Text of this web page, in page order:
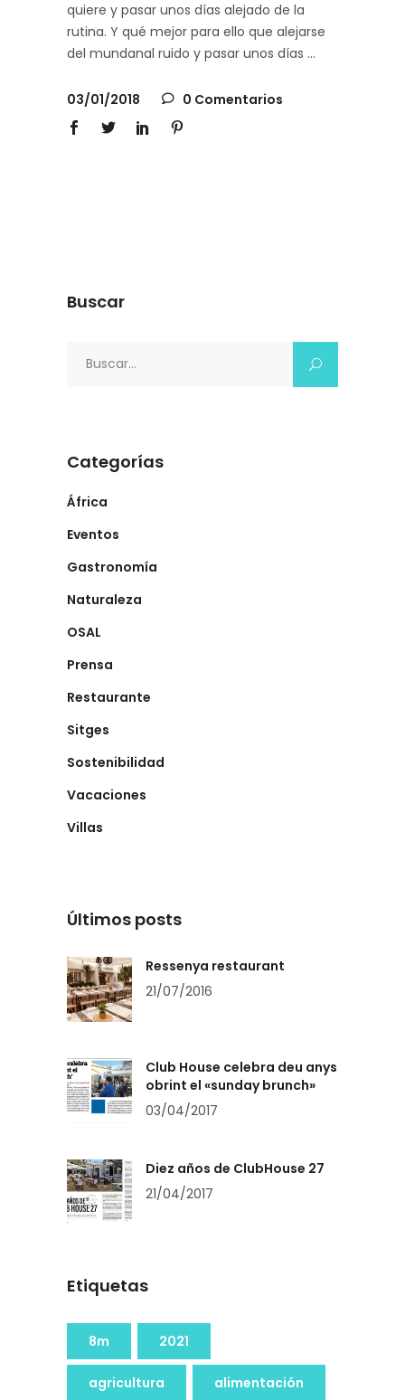
quiere y pasar unos días alejado de la
rutina. Y qué mejor para ello que alejarse
del mundanal ruido y pasar unos días
03/01/2018 0 Comentarios
Buscar
for:
Categorías
África
Eventos
Gastronomía
Naturaleza
OSAL
Prensa
Restaurante
Sitges
Sostenibilidad
Vacaciones
Villas
Últimos posts
Ressenya restaurant
21/07/2016
Club House celebra deu anys
obrint el «sunday brunch»
03/04/2017
Diez años de ClubHouse 27
21/04/2017
Etiquetas
8m 2021
agricultura alimentación